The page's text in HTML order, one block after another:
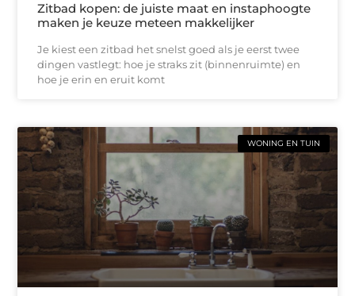
Zitbad kopen: de juiste maat en instaphoogte
maken je keuze meteen makkelijker
Je kiest een zitbad het snelst goed als je eerst twee
dingen vastlegt: hoe je straks zit (binnenruimte) en
hoe je erin en eruit komt
WONING EN TUIN